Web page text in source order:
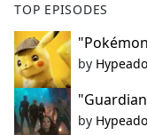
TOP EPISODES
by
by